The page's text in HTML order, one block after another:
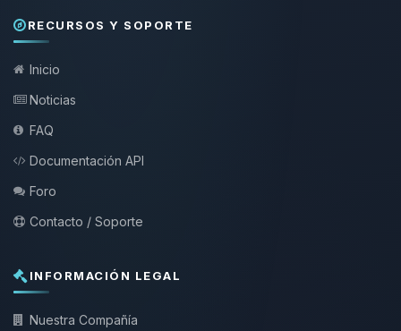
RECURSOS Y SOPORTE
Inicio
Noticias
FAQ
Documentación API
Foro
Contacto / Soporte
INFORMACIÓN LEGAL
Nuestra Compañía